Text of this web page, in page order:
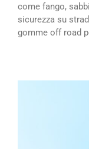
come fango,
sicurezza su
gomme off road